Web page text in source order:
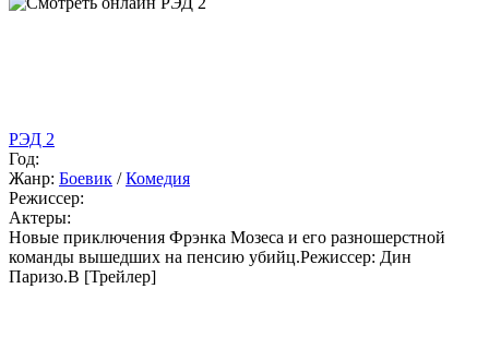
РЭД 2
Год:
Жанр: Боевик /Комедия
Режиссер:
Актеры:
Новые приключения Фрэнка Мозеса и его разношерстной
команды вышедших на пенсию убийц.Режиссер: Дин
Паризо.В [Трейлер]